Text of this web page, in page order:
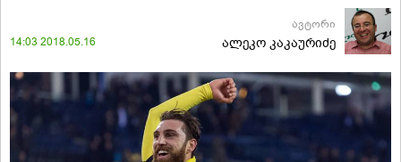
14:03 2018.05.16
ავტორი
ალეკო კაკაურიძე